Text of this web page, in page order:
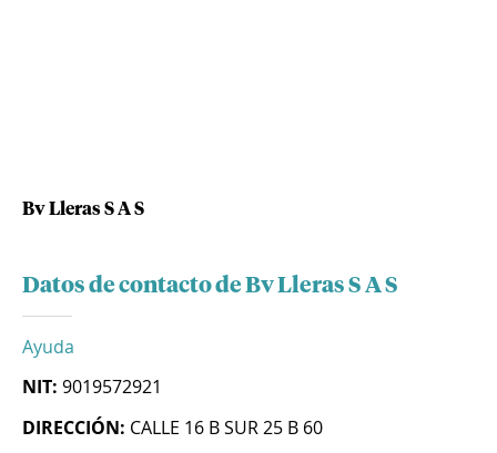
Bv Lleras S A S
Datos de contacto de Bv Lleras S A S
Ayuda
NIT: 9019572921
DIRECCIÓN: CALLE 16 B SUR 25 B 60